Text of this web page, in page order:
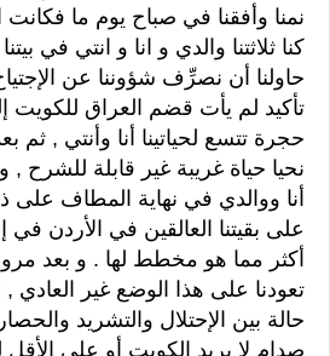
نمنا وأفقنا في صباح يوم ما
كنا ثلاثتنا والدي و انا و انتي في
حاولنا أن نصرِّف شؤوننا عن
تأكيد لم يأت قضم العراق
حجرة تتسع لحياتينا أنا وأنتي , ثم
نحيا حياة غريبة غير قابلة للشرح
أنا ووالدي في نهاية المطاف على
على بقيتنا العالقين في الأردن
أكثر مما هو مخطط لها . و بعد
تعودنا على هذا الوضع غير العادي
حالة بين الإحتلال والتشريد
صدام لا يريد الكويت أو على